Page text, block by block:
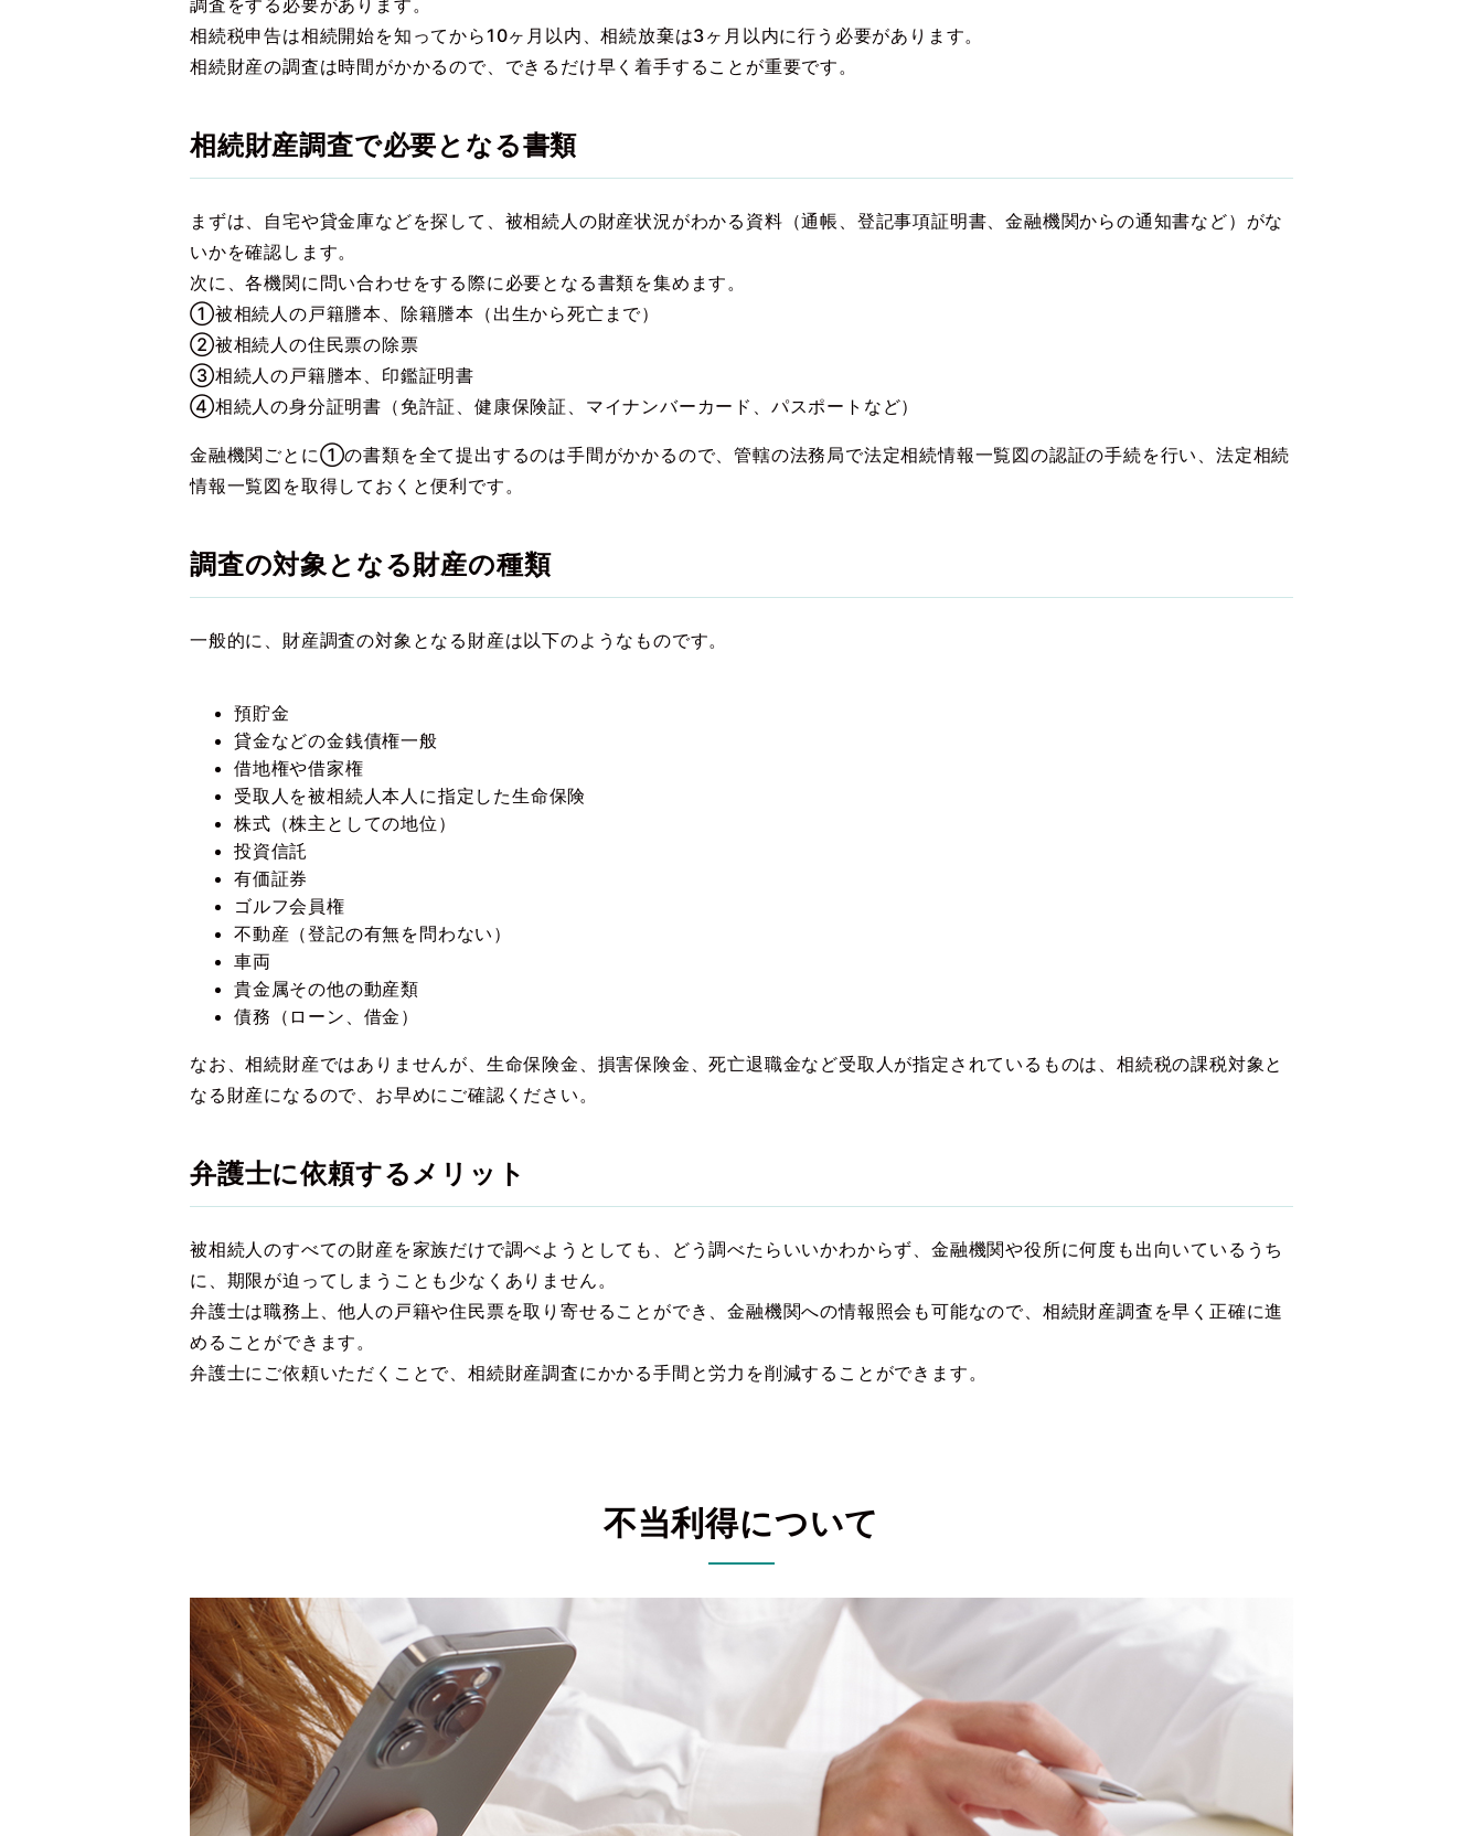
調査をする必要があります。
相続税申告は相続開始を知ってから10ヶ月以内、相続放棄は3ヶ月以内に行う必要があります。
相続財産の調査は時間がかかるので、できるだけ早く着手することが重要です。
相続財産調査で必要となる書類
まずは、自宅や貸金庫などを探して、被相続人の財産状況がわかる資料（通帳、登記事項証明書、金融機関からの通知書など）がな
いかを確認します。
次に、各機関に問い合わせをする際に必要となる書類を集めます。
①被相続人の戸籍謄本、除籍謄本（出生から死亡まで）
②被相続人の住民票の除票
③相続人の戸籍謄本、印鑑証明書
④相続人の身分証明書（免許証、健康保険証、マイナンバーカード、パスポートなど）
金融機関ごとに①の書類を全て提出するのは手間がかかるので、管轄の法務局で法定相続情報一覧図の認証の手続を行い、法定相続
情報一覧図を取得しておくと便利です。
調査の対象となる財産の種類
一般的に、財産調査の対象となる財産は以下のようなものです。
預貯金
貸金などの金銭債権一般
借地権や借家権
受取人を被相続人本人に指定した生命保険
株式（株主としての地位）
投資信託
有価証券
ゴルフ会員権
不動産（登記の有無を問わない）
車両
貴金属その他の動産類
債務（ローン、借金）
なお、相続財産ではありませんが、生命保険金、損害保険金、死亡退職金など受取人が指定されているものは、相続税の課税対象と
なる財産になるので、お早めにご確認ください。
弁護士に依頼するメリット
被相続人のすべての財産を家族だけで調べようとしても、どう調べたらいいかわからず、金融機関や役所に何度も出向いているうち
に、期限が迫ってしまうことも少なくありません。
弁護士は職務上、他人の戸籍や住民票を取り寄せることができ、金融機関への情報照会も可能なので、相続財産調査を早く正確に進
めることができます。
弁護士にご依頼いただくことで、相続財産調査にかかる手間と労力を削減することができます。
不当利得について